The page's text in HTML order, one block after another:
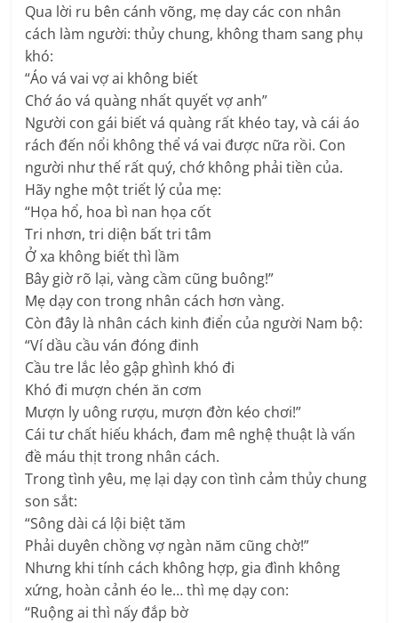
Qua lời ru bên cánh võng, mẹ day các con nhân
cách làm người: thủy chung, không tham sang phụ
khó:
“Áo vá vai vợ ai không biết
Chớ áo vá quàng nhất quyết vợ anh”
Người con gái biết vá quàng rất khéo tay, và cái áo
rách đến nổi không thể vá vai được nữa rồi. Con
người như thế rất quý, chớ không phải tiền của.
Hãy nghe một triết lý của mẹ:
“Họa hổ, hoa bì nan họa cốt
Tri nhơn, tri diện bất tri tâm
Ở xa không biết thì lầm
Bây giờ rõ lại, vàng cầm cũng buông!”
Mẹ dạy con trong nhân cách hơn vàng.
Còn đây là nhân cách kinh điển của người Nam bộ:
“Ví dầu cầu ván đóng đinh
Cầu tre lắc lẻo gập ghình khó đi
Khó đi mượn chén ăn cơm
Mượn ly uông rượu, mượn đờn kéo chơi!”
Cái tư chất hiếu khách, đam mê nghệ thuật là vấn
đề máu thịt trong nhân cách.
Trong tình yêu, mẹ lại dạy con tình cảm thủy chung
son sắt:
“Sông dài cá lội biệt tăm
Phải duyên chồng vợ ngàn năm cũng chờ!”
Nhưng khi tính cách không hợp, gia đình không
xứng, hoàn cảnh éo le… thì mẹ dạy con:
“Ruộng ai thì nấy đắp bờ